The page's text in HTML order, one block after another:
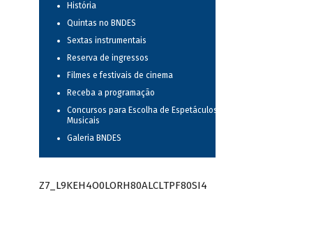
História
Quintas no BNDES
Sextas instrumentais
Reserva de ingressos
Filmes e festivais de cinema
Receba a programação
Concursos para Escolha de Espetáculos
Musicais
Galeria BNDES
Z7_L9KEH4O0LORH80ALCLTPF80SI4